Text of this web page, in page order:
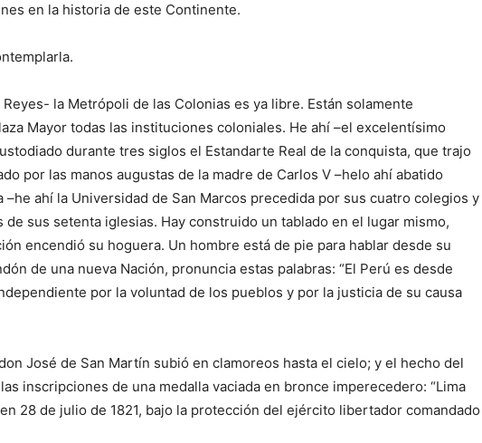
en la historia de este Continente.
Reyes- la Metrópoli de las Colonias es ya libre. Están solamente
Mayor todas las instituciones coloniales. He ahí –el excelentísimo
durante tres siglos el Estandarte Real de la conquista, que trajo
por las manos augustas de la madre de Carlos V –helo ahí abatido
–he ahí la Universidad de San Marcos precedida por sus cuatro colegios y
de sus setenta iglesias. Hay construido un tablado en el lugar mismo,
encendió su hoguera. Un hombre está de pie para hablar desde su
de una nueva Nación, pronuncia estas palabras: “El Perú es desde
por la voluntad de los pueblos y por la justicia de su causa
José de San Martín subió en clamoreos hasta el cielo; y el hecho del
inscripciones de una medalla vaciada en bronce imperecedero: “Lima
28 de julio de 1821, bajo la protección del ejército libertador comandado